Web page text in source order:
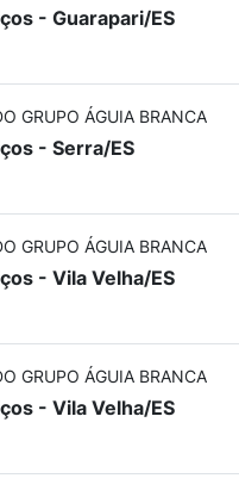
- Guarapari/ES
GRUPO ÁGUIA BRANCA
- Serra/ES
GRUPO ÁGUIA BRANCA
- Vila Velha/ES
GRUPO ÁGUIA BRANCA
- Vila Velha/ES